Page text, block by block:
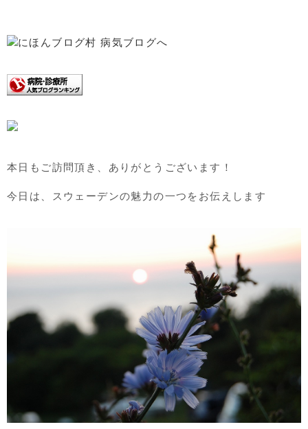
本日もご訪問頂き、ありがとうございます！
今日は、スウェーデンの魅力の一つをお伝えします